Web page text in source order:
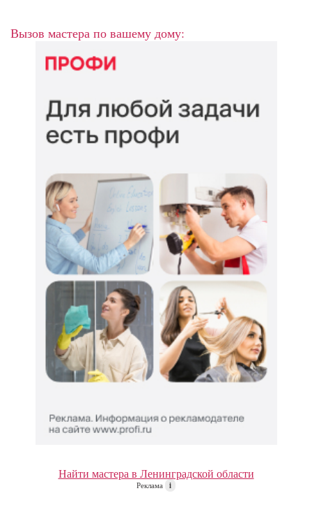
Вызов мастера по вашему дому:
Найти мастера в Ленинградской области
Реклама i